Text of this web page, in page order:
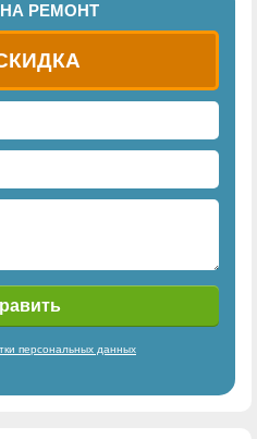
РЕМОНТ
персональных данных